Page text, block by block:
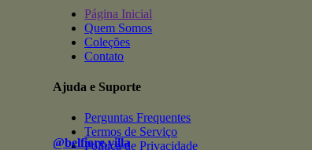
Página Inicial
Quem Somos
Coleções
Contato
Ajuda e Suporte
Perguntas Frequentes
Termos de Serviço
Política de Privacidade
@belfiore.villa